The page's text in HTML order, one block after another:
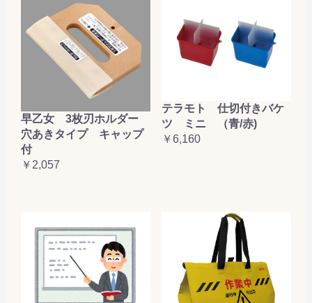
早乙女 3枚刃ホルダー
穴あきタイプ キャップ
付
￥2,057
テラモト 仕切付きバケ
ツ ミニ （青/赤)
￥6,160